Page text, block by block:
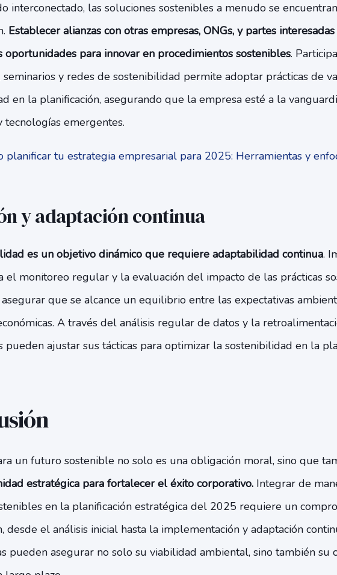
interconectado, las soluciones sostenibles a menudo se
Establecer alianzas con otras empresas, ONGs, y partes
oportunidades para innovar en procedimientos sostenibles.
seminarios y redes de sostenibilidad permite adoptar prácticas de
en la planificación, asegurando que la empresa esté a la
tecnologías emergentes.
planificar tu estrategia empresarial para 2025: Herramientas y
y adaptación continua
es un objetivo dinámico que requiere adaptabilidad continua.
el monitoreo regular y la evaluación del impacto de las prácticas
que se alcance un equilibrio entre las expectativas
A través del análisis regular de datos y la
pueden ajustar sus tácticas para optimizar la sostenibilidad en la
un futuro sostenible no solo es una obligación moral, sino que
estratégica para fortalecer el éxito corporativo.Integrar de
en la planificación estratégica del 2025 requiere un
desde el análisis inicial hasta la implementación y adaptación
pueden asegurar no solo su viabilidad ambiental, sino también su